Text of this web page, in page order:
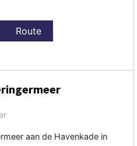
Route
aan de Havenkade in